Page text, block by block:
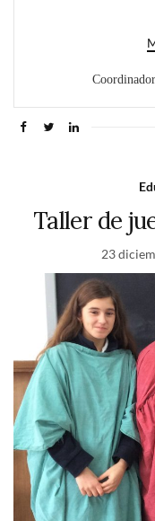
Taller de
23